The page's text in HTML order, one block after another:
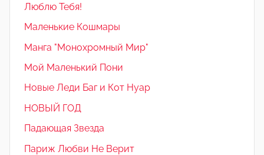
Люблю Тебя!
Маленькие Кошмары
Манга "Монохромный Мир"
Мой Маленький Пони
Новые Леди Баг и Кот Нуар
НОВЫЙ ГОД
Падающая Звезда
Париж Любви Не Верит